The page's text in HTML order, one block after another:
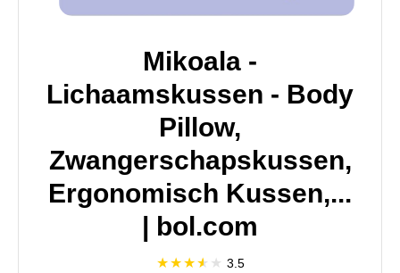
Mikoala -
Lichaamskussen - Body
Pillow,
Zwangerschapskussen,
Ergonomisch Kussen,...
| bol.com
3.5